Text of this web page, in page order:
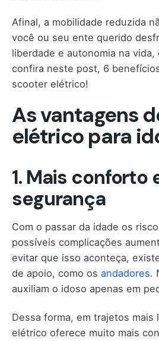
Afinal, a mobilidade reduzida
você ou seu ente querido
liberdade e autonomia na vida,
confira neste post, 6
scooter elétrico!
As vantagens
elétrico para
1. Mais conforto
segurança
Com o passar da idade os
possíveis complicações
evitar que isso aconteça,
de apoio, como os andadores.
auxiliam o idoso apenas em
Dessa forma, em trajetos
elétrico oferece muito mais